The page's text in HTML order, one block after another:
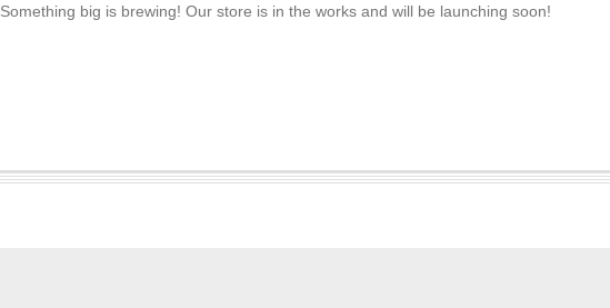
Something big is brewing! Our store is in the works and will be launching soon!